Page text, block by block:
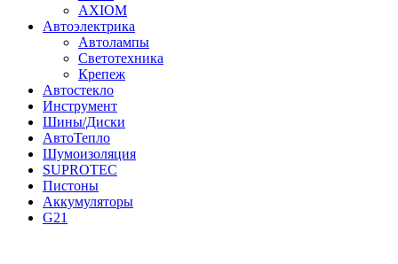
AXIOM
Автоэлектрика
Автолампы
Светотехника
Крепеж
Автостекло
Инструмент
Шины/Диски
АвтоТепло
Шумоизоляция
SUPROTEC
Пистоны
Аккумуляторы
G21